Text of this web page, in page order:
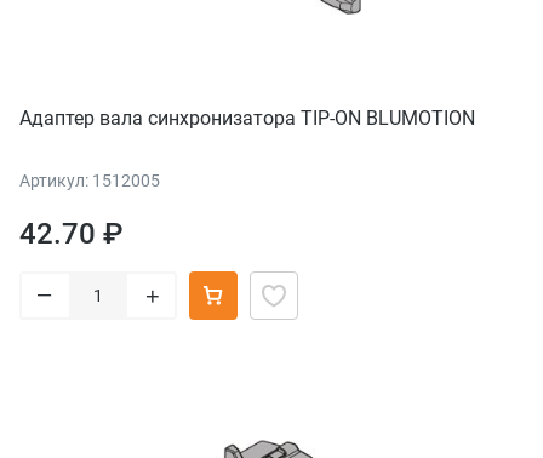
Адаптер вала синхронизатора TIP-ON BLUMOTION
Артикул: 1512005
42.70 ₽
– +